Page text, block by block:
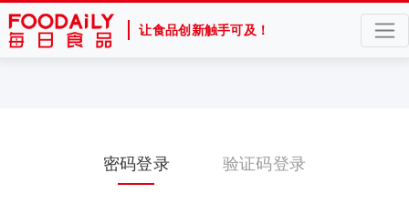
让食品创新触手可及！
密码登录 验证码登录